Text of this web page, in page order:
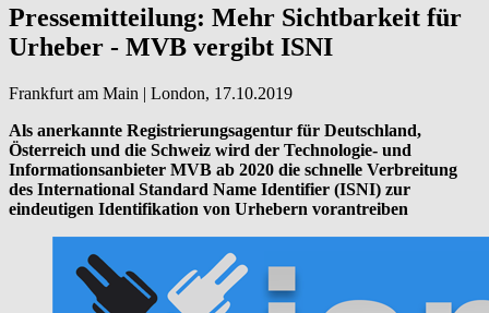
Pressemitteilung: Mehr Sichtbarkeit für
Urheber - MVB vergibt ISNI
Frankfurt am Main | London, 17.10.2019
Als anerkannte Registrierungsagentur für Deutschland,
Österreich und die Schweiz wird der Technologie- und
Informationsanbieter MVB ab 2020 die schnelle Verbreitung
des International Standard Name Identifier (ISNI) zur
eindeutigen Identifikation von Urhebern vorantreiben